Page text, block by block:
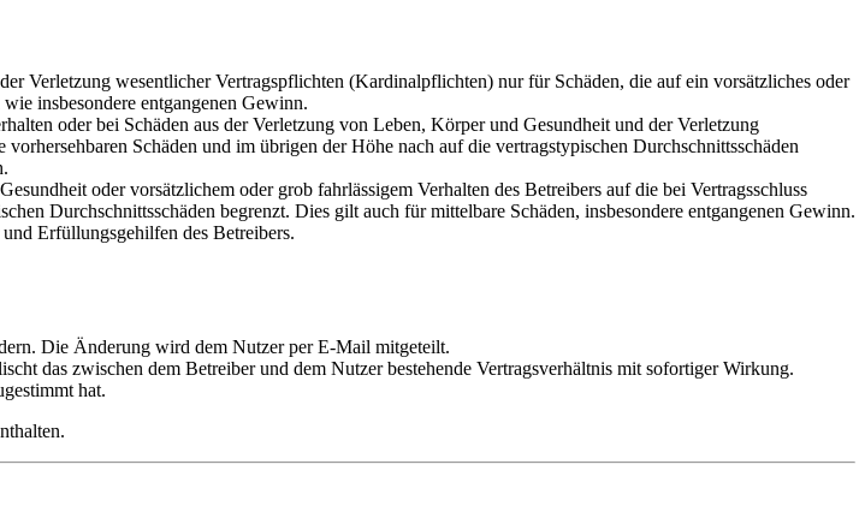
Verletzung wesentlicher Vertragspflichten (Kardinalpflichten) nur für Schäden, die auf ein vorsätzliches oder
insbesondere entgangenen Gewinn.
oder bei Schäden aus der Verletzung von Leben, Körper und Gesundheit und der Verletzung
Schäden und im übrigen der Höhe nach auf die vertragstypischen Durchschnittsschäden
oder vorsätzlichem oder grob fahrlässigem Verhalten des Betreibers auf die bei Vertragsschluss
Durchschnittsschäden begrenzt. Dies gilt auch für mittelbare Schäden, insbesondere entgangenen Gewinn.
Erfüllungsgehilfen des Betreibers.
Die Änderung wird dem Nutzer per E-Mail mitgeteilt.
das zwischen dem Betreiber und dem Nutzer bestehende Vertragsverhältnis mit sofortiger Wirkung.
hat.